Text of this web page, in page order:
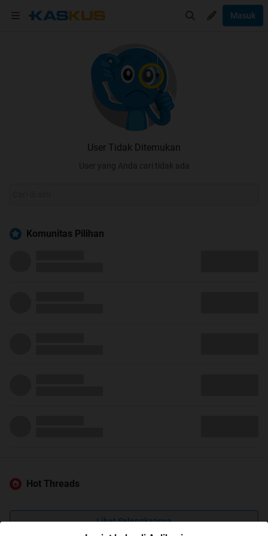
Masuk
User Tidak Ditemukan
User yang Anda cari tidak ada
Komunitas Pilihan
Hot Threads
Lihat Selengkapnya